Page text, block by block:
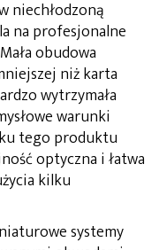
niechłodzoną
na profesjonalne
obudowa
niż karta
wytrzymała
warunki
tego produktu
optyczna i łatwa
kilku
systemy